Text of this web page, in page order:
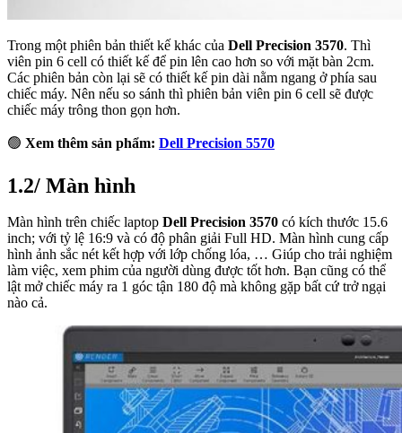
Trong một phiên bản thiết kế khác của Dell Precision 3570. Thì
viên pin 6 cell có thiết kế để pin lên cao hơn so với mặt bàn 2cm.
Các phiên bản còn lại sẽ có thiết kế pin dài nằm ngang ở phía sau
chiếc máy. Nên nếu so sánh thì phiên bản viên pin 6 cell sẽ được
chiếc máy trông thon gọn hơn.
🟢 Xem thêm sản phẩm: Dell Precision 5570
1.2/ Màn hình
Màn hình trên chiếc laptop Dell Precision 3570 có kích thước 15.6
inch; với tỷ lệ 16:9 và có độ phân giải Full HD. Màn hình cung cấp
hình ảnh sắc nét kết hợp với lớp chống lóa, … Giúp cho trải nghiệm
làm việc, xem phim của người dùng được tốt hơn. Bạn cũng có thể
lật mở chiếc máy ra 1 góc tận 180 độ mà không gặp bất cứ trở ngại
nào cả.